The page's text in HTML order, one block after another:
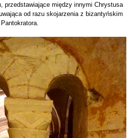
przedstawiające między innymi Chrystusa
od razu skojarzenia z bizantyńskim